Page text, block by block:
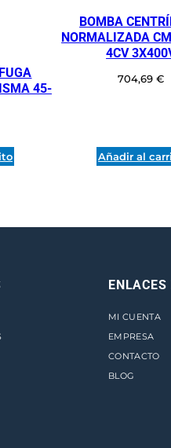
45-
BOMBA
NORMALIZADA
4CV
704,69€
Añadir al
ENLACES
MI CUENTA
EMPRESA
CONTACTO
BLOG